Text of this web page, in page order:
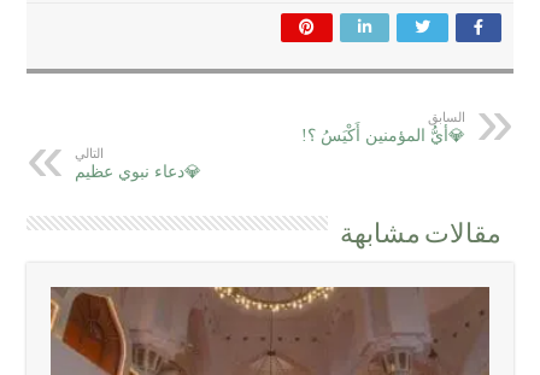
السابق
💎أيُّ المؤمنين أَكْيَسُ ؟!
التالي
💎دعاء نبوي عظيم
مقالات مشابهة